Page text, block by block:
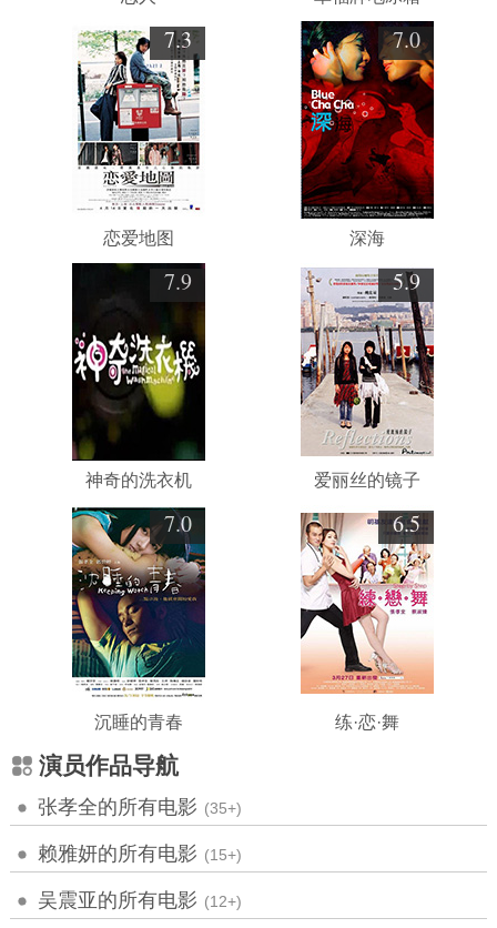
7.3
恋爱地图
7.0
深海
7.9
神奇的洗衣机
5.9
爱丽丝的镜子
7.0
沉睡的青春
6.5
练·恋·舞
演员作品导航
张孝全的所有电影 (35+)
赖雅妍的所有电影 (15+)
吴震亚的所有电影 (12+)